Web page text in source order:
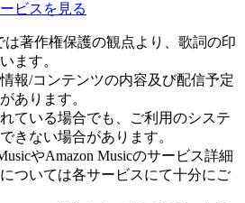
ビスを見る
は著作権保護の観点より、歌詞の印
ます。
報/コンテンツの内容及び配信予定
あります。
ている場合でも、ご利用のシステ
きない場合があります。
やAmazon Musicのサービス詳細
ついては各サービスにて十分にご